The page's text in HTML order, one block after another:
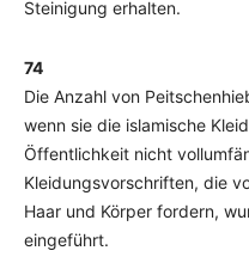
Steinigung erhalten.
74
Die Anzahl von
wenn sie die islamische
Öffentlichkeit nicht
Kleidungsvorschriften, die
Haar und Körper fordern,
eingeführt.